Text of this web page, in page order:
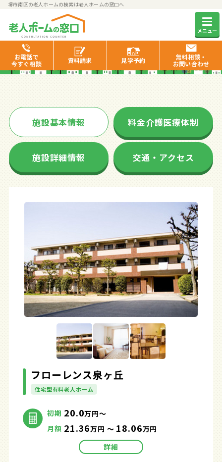
堺市南区の老人ホームの検索は老人ホームの窓口へ
メニュー
お電話で
今すぐ相談
資料請求 見学予約
無料相談・
お問い合わせ
フローレンス泉ヶ丘
施設基本情報 料金介護医療体制
施設詳細情報 交通・アクセス
フローレンス泉ヶ丘
住宅型有料老人ホーム
初期 20.0万円～
月額 21.36万円 ～ 18.06万円
詳細